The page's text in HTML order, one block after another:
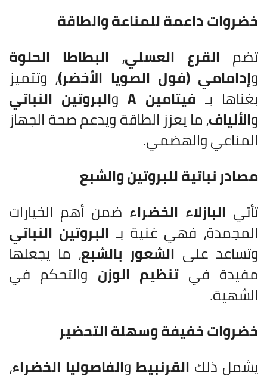
خضروات داعمة للمناعة والطاقة
تضم القرع العسلي، البطاطا الحلوة
وإدامامي (فول الصويا الأخضر)، وتتميز
بغناها بـ فيتامين A والبروتين النباتي
والألياف، ما يعزز الطاقة ويدعم صحة الجهاز
المناعي والهضمي.
مصادر نباتية للبروتين والشبع
تأتي البازلاء الخضراء ضمن أهم الخيارات
المجمدة، فهي غنية بـ البروتين النباتي
وتساعد على الشعور بالشبع، ما يجعلها
مفيدة فيتنظيم الوزن والتحكم في
الشهية.
خضروات خفيفة وسهلة التحضير
يشمل ذلك القرنبيط والفاصوليا الخضراء،